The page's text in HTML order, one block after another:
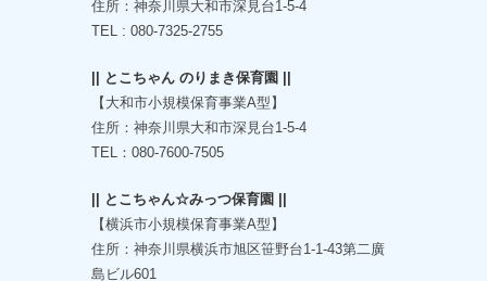
住所：神奈川県大和市深見台1-5-4
TEL : 080-7325-2755
|| とこちゃん のりまき保育園 ||
【大和市小規模保育事業A型】
住所：神奈川県大和市深見台1-5-4
TEL：080-7600-7505
|| とこちゃん☆みっつ保育園 ||
【横浜市小規模保育事業A型】
住所：神奈川県横浜市旭区笹野台1-1-43第二廣
島ビル601